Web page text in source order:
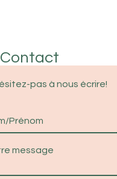
Contact
pas à nous écrire!